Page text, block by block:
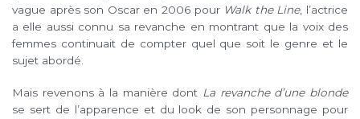
vague après son Oscar en 2006 pour Walk the Line, l’actrice
a elle aussi connu sa revanche en montrant que la voix des
femmes continuait de compter quel que soit le genre et le
sujet abordé.
Mais revenons à la manière dont La revanche d’une blonde
se sert de l’apparence et du look de son personnage pour